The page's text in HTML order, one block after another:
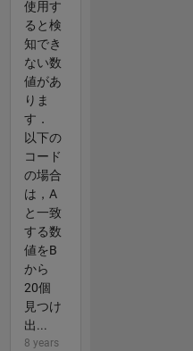
使用す
ると検
知でき
ない数
値があ
りま
す．
以下の
コード
の場合
は，A
と一致
する数
値をB
から
20個
見つけ
出...
8 years